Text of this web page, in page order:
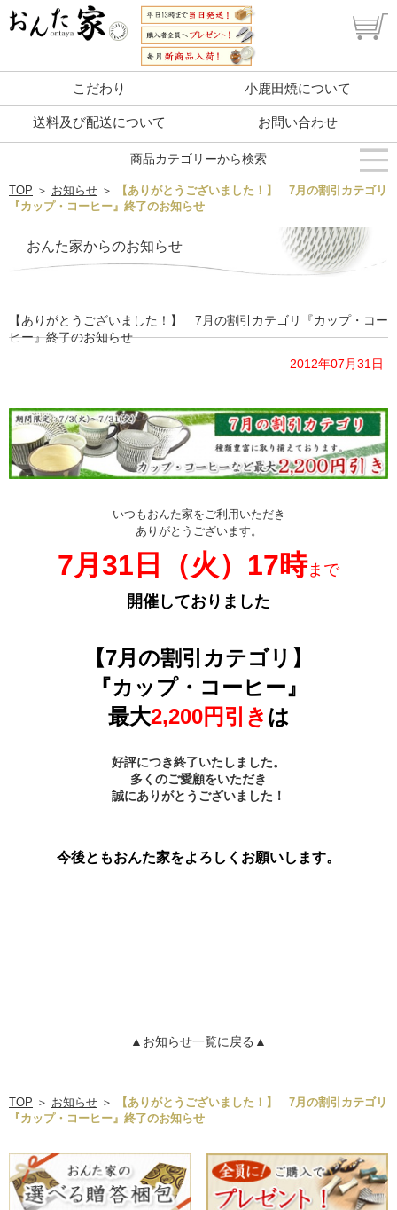
こだわり 小鹿田焼について
送料及び配送について お問い合わせ
TOP ＞ お知らせ ＞
【ありがとうございました！】 7月の割引カテゴリ
『カップ・コーヒー』終了のお知らせ
おんた家からのお知らせ
【ありがとうございました！】 7月の割引カテゴリ『カップ・コー
ヒー』終了のお知らせ
2012年07月31日
いつもおんた家をご利用いただき
ありがとうございます。
7月31日（火）17時まで
開催しておりました
【7月の割引カテゴリ】
『カップ・コーヒー』
最大2,200円引き は
好評につき終了いたしました。
多くのご愛顧をいただき
誠にありがとうございました！
今後ともおんた家をよろしくお願いします。
▲お知らせ一覧に戻る▲
TOP ＞ お知らせ ＞
【ありがとうございました！】 7月の割引カテゴリ
『カップ・コーヒー』終了のお知らせ
商品カテゴリーから検索